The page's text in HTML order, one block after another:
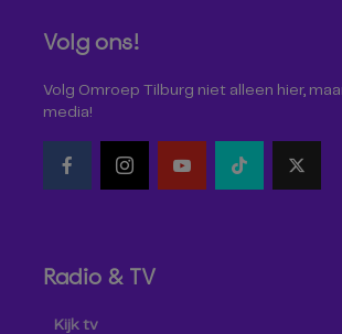
Volg ons!
Volg Omroep Tilburg niet alleen hier,
media!
Radio & TV
Kijk tv